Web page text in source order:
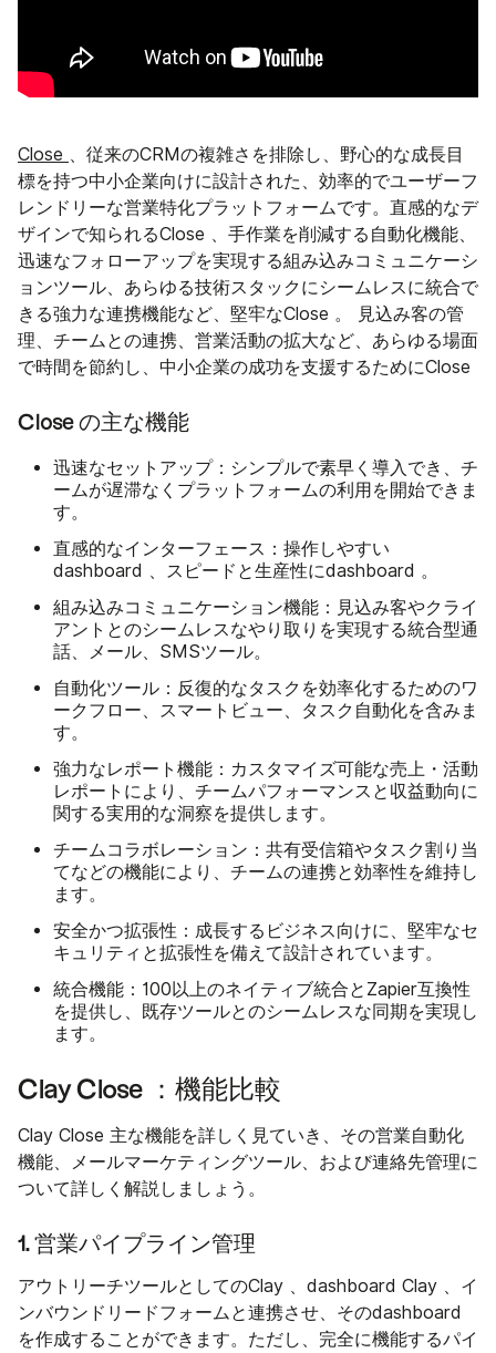
Close
、従来のCRMの複雑さを排除し、野心的な成長目
標を持つ中小企業向けに設計された、効率的でユーザーフ
レンドリーな営業特化プラットフォームです。直感的なデ
ザインで知られるClose 、手作業を削減する自動化機能、
迅速なフォローアップを実現する組み込みコミュニケーシ
ョンツール、あらゆる技術スタックにシームレスに統合で
きる強力な連携機能など、堅牢なClose 。 見込み客の管
理、チームとの連携、営業活動の拡大など、あらゆる場面
で時間を節約し、中小企業の成功を支援するためにClose
Close の主な機能
迅速なセットアップ：シンプルで素早く導入でき、チ
ームが遅滞なくプラットフォームの利用を開始できま
す。
直感的なインターフェース ：操作しやすい
dashboard 、スピードと生産性にdashboard 。
組み込みコミュニケーション機能 ：見込み客やクライ
アントとのシームレスなやり取りを実現する統合型通
話、メール、SMSツール。
自動化ツール ：反復的なタスクを効率化するためのワ
ークフロー、スマートビュー、タスク自動化を含みま
す。
強力なレポート機能 ：カスタマイズ可能な売上・活動
レポートにより、チームパフォーマンスと収益動向に
関する実用的な洞察を提供します。
チームコラボレーション ：共有受信箱やタスク割り当
てなどの機能により、チームの連携と効率性を維持し
ます。
安全かつ拡張性 ：成長するビジネス向けに、堅牢なセ
キュリティと拡張性を備えて設計されています。
統合機能 ：100以上のネイティブ統合とZapier互換性
を提供し、既存ツールとのシームレスな同期を実現し
ます。
Clay Close ：機能比較
Clay Close 主な機能を詳しく見ていき、その営業自動化
機能、メールマーケティングツール、および連絡先管理に
ついて詳しく解説しましょう。
1. 営業パイプライン管理
アウトリーチツールとしてのClay 、dashboard Clay 、イ
ンバウンドリードフォームと連携させ、そのdashboard
を作成することができます。ただし、完全に機能するパイ